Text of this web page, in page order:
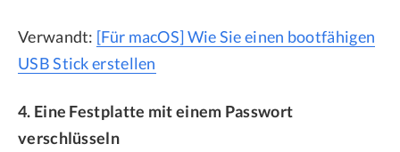
Verwandt: [Für macOS] Wie Sie einen bootfähigen
USB Stick erstellen
4. Eine Festplatte mit einem Passwort
verschlüsseln